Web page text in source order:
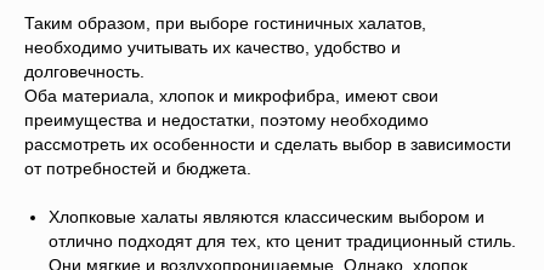
Таким образом, при выборе гостиничных халатов,
необходимо учитывать их качество, удобство и
долговечность.
Оба материала, хлопок и микрофибра, имеют свои
преимущества и недостатки, поэтому необходимо
рассмотреть их особенности и сделать выбор в зависимости
от потребностей и бюджета.
Хлопковые халаты являются классическим выбором и
отлично подходят для тех, кто ценит традиционный стиль.
Они мягкие и воздухопроницаемые. Однако, хлопок